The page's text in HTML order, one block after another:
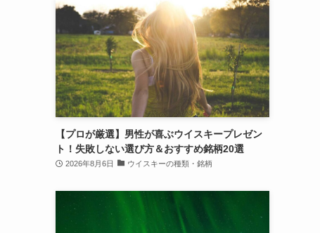
【プロが厳選】男性が喜ぶウイスキープレゼン
ト！失敗しない選び方＆おすすめ銘柄20選
2026年8月6日 ウイスキーの種類・銘柄